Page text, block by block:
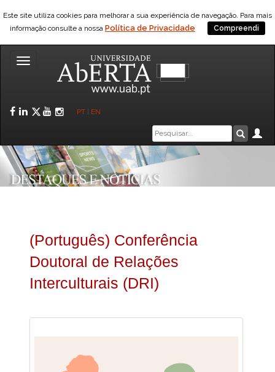
Este site utiliza cookies para melhorar a sua experiência de navegação. Para mais
informação consulte a nossa Política de Privacidade Compreendi
Toggle
Facebook
LinkedIn
Twitter
YouTube
Instagram
PT EN
Caixa
de
pesquisa
(Português) Conferência
Doutoral de Relações
Interculturais (DRI)